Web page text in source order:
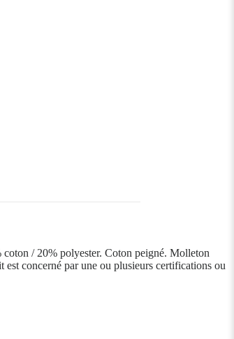
coton / 20% polyester. Coton peigné. Molleton
concerné par une ou plusieurs certifications ou